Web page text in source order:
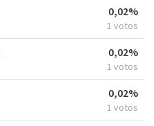
0,02%
1 votos
0,02%
1 votos
0,02%
1 votos